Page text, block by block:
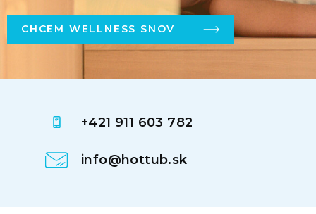
CHCEM WELLNESS SNOV
+421 911 603 782
info@hottub.sk